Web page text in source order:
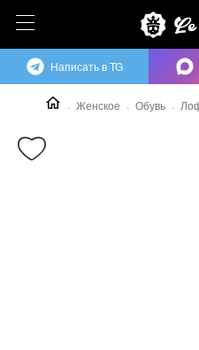
Женское Обувь
Написать в TG